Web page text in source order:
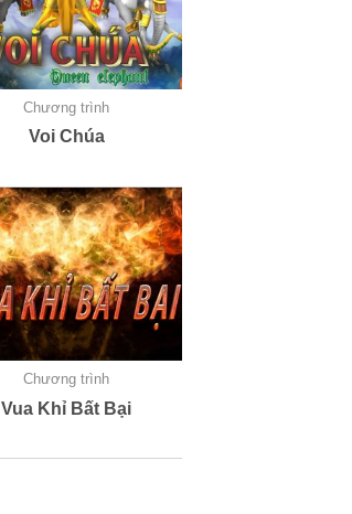
Chương trình
Voi Chúa
Chương trình
Vua Khỉ Bất Bại